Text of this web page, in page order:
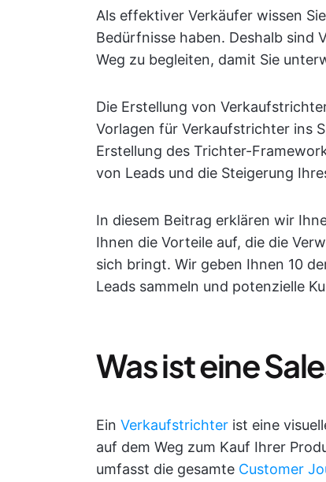
Als effektiver Verkäufer wissen
Bedürfnisse haben. Deshalb sind
Weg zu begleiten, damit Sie
Die Erstellung von
Vorlagen für Verkaufstrichter ins
Erstellung des Trichter-
von Leads und die Steigerung
In diesem Beitrag erklären wir
Ihnen die Vorteile auf, die die
sich bringt. Wir geben Ihnen 10
Leads sammeln und potenzielle
Was ist eine
Ein Verkaufstrichter ist eine
auf dem Weg zum Kauf Ihrer
umfasst die gesamte Customer